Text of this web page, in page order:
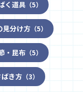
く道具（5）
見分け方（5）
・昆布（5）
き方（3）